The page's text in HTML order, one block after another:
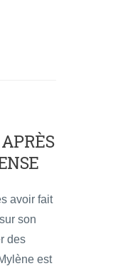
avoir fait
son
des
est